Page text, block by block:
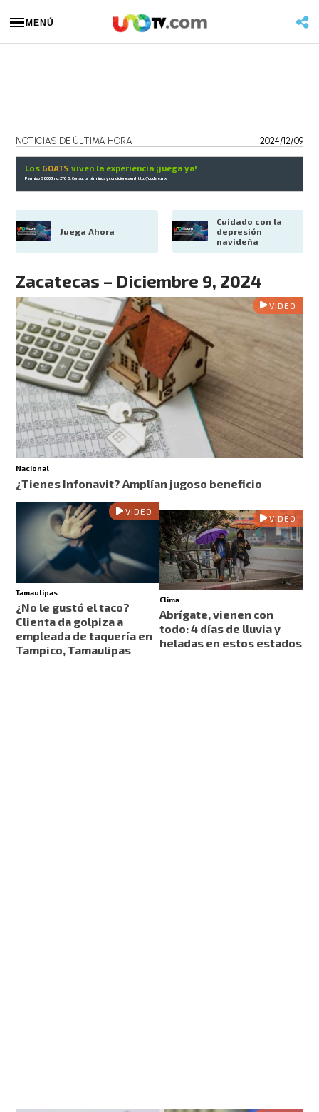
MENÚ
NOTICIAS DE ÚLTIMA HORA 2024/12/09
Los GOATS viven la experiencia ¡juega ya!
Permiso SEGOB no. 2768. Consulta términos y condiciones enhttp://codere.mx
Juega Ahora
Cuidado con la
depresión
navideña
Zacatecas – Diciembre 9, 2024
VIDEO
Nacional
¿Tienes Infonavit? Amplían jugoso beneficio
VIDEO
Tamaulipas
¿No le gustó el taco?
Clienta da golpiza a
empleada de taquería en
Tampico, Tamaulipas
VIDEO
Clima
Abrígate, vienen con
todo: 4 días de lluvia y
heladas en estos estados